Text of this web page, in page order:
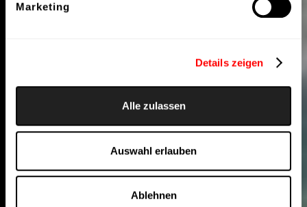
Marketing
Details zeigen
Alle zulassen
Auswahl erlauben
Ablehnen